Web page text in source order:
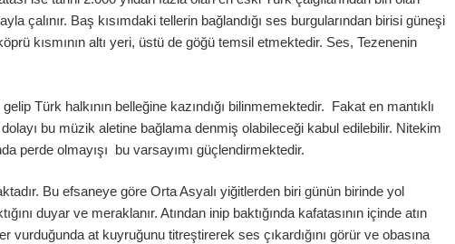
çalınır. Baş kısımdaki tellerin bağlandığı ses burgularından birisi güneşi
kısmının altı yeri, üstü de göğü temsil etmektedir. Ses, Tezenenin
Türk halkının belleğine kazındığı bilinmemektedir. Fakat en mantıklı
bu müzik aletine bağlama denmiş olabileceği kabul edilebilir. Nitekim
perde olmayışı bu varsayımı güçlendirmektedir.
Bu efsaneye göre Orta Asyalı yiğitlerden biri günün birinde yol
duyar ve meraklanır. Atından inip baktığında kafatasının içinde atın
vurduğunda at kuyruğunu titreştirerek ses çıkardığını görür ve obasına